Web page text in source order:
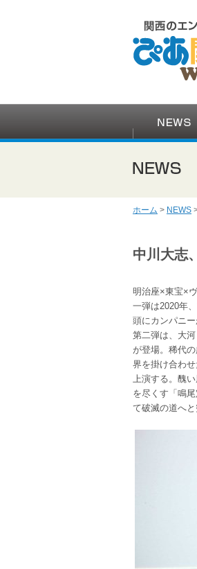
ホーム > NEWS
中川大志
明治座×東宝×
一弾は2020年
頭にカンパニ
第二弾は、大
が登場。稀代
界を掛け合わ
上演する。醜
を尽くす「鳴
て破滅の道へと